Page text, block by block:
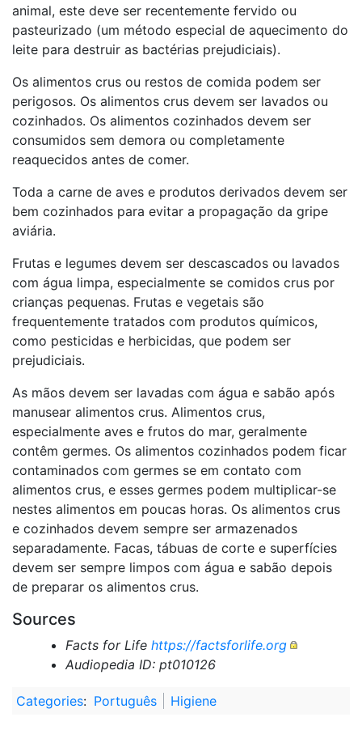
animal, este deve ser recentemente fervido ou
pasteurizado (um método especial de aquecimento do
leite para destruir as bactérias prejudiciais).
Os alimentos crus ou restos de comida podem ser
perigosos. Os alimentos crus devem ser lavados ou
cozinhados. Os alimentos cozinhados devem ser
consumidos sem demora ou completamente
reaquecidos antes de comer.
Toda a carne de aves e produtos derivados devem ser
bem cozinhados para evitar a propagação da gripe
aviária.
Frutas e legumes devem ser descascados ou lavados
com água limpa, especialmente se comidos crus por
crianças pequenas. Frutas e vegetais são
frequentemente tratados com produtos químicos,
como pesticidas e herbicidas, que podem ser
prejudiciais.
As mãos devem ser lavadas com água e sabão após
manusear alimentos crus. Alimentos crus,
especialmente aves e frutos do mar, geralmente
contêm germes. Os alimentos cozinhados podem ficar
contaminados com germes se em contato com
alimentos crus, e esses germes podem multiplicar-se
nestes alimentos em poucas horas. Os alimentos crus
e cozinhados devem sempre ser armazenados
separadamente. Facas, tábuas de corte e superfícies
devem ser sempre limpos com água e sabão depois
de preparar os alimentos crus.
Sources
Facts for Life https://factsforlife.org
Audiopedia ID: pt010126
Categories: Português Higiene